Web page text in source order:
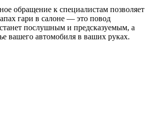
обращение к специалистам позволяет
гари в салоне — это повод
послушным и предсказуемым, а
вашего автомобиля в ваших руках.